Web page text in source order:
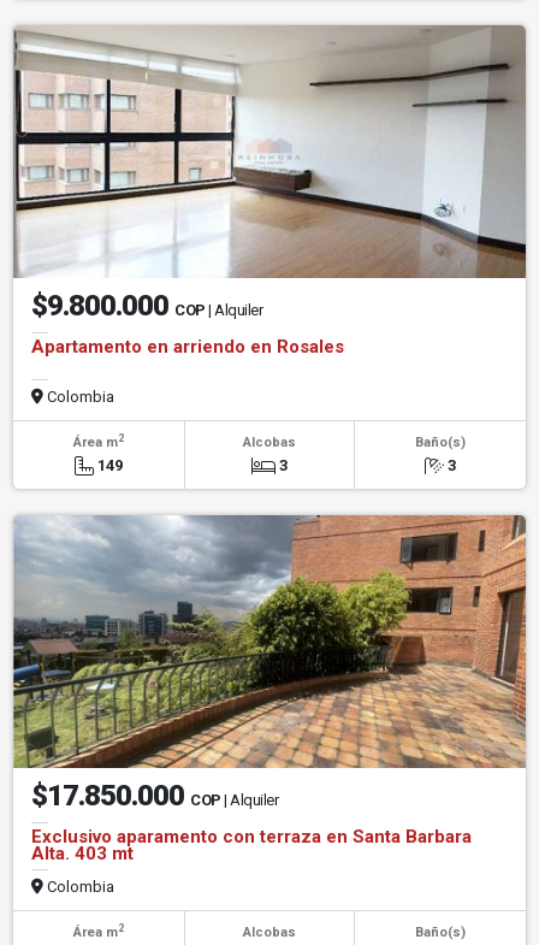
$9.800.000 COP | Alquiler
Apartamento en arriendo en Rosales
Colombia
Área m2
149
Alcobas
3
Baño(s)
3
$17.850.000 COP | Alquiler
Exclusivo aparamento con terraza en Santa Barbara
Alta. 403 mt
Colombia
Área m2 Alcobas Baño(s)